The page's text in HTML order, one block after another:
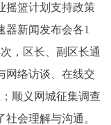
摇篮计划支持政策
器新闻发布会各1
，区长、副区长通
网络访谈、在线交
顺义网城征集调查
会理解与沟通。